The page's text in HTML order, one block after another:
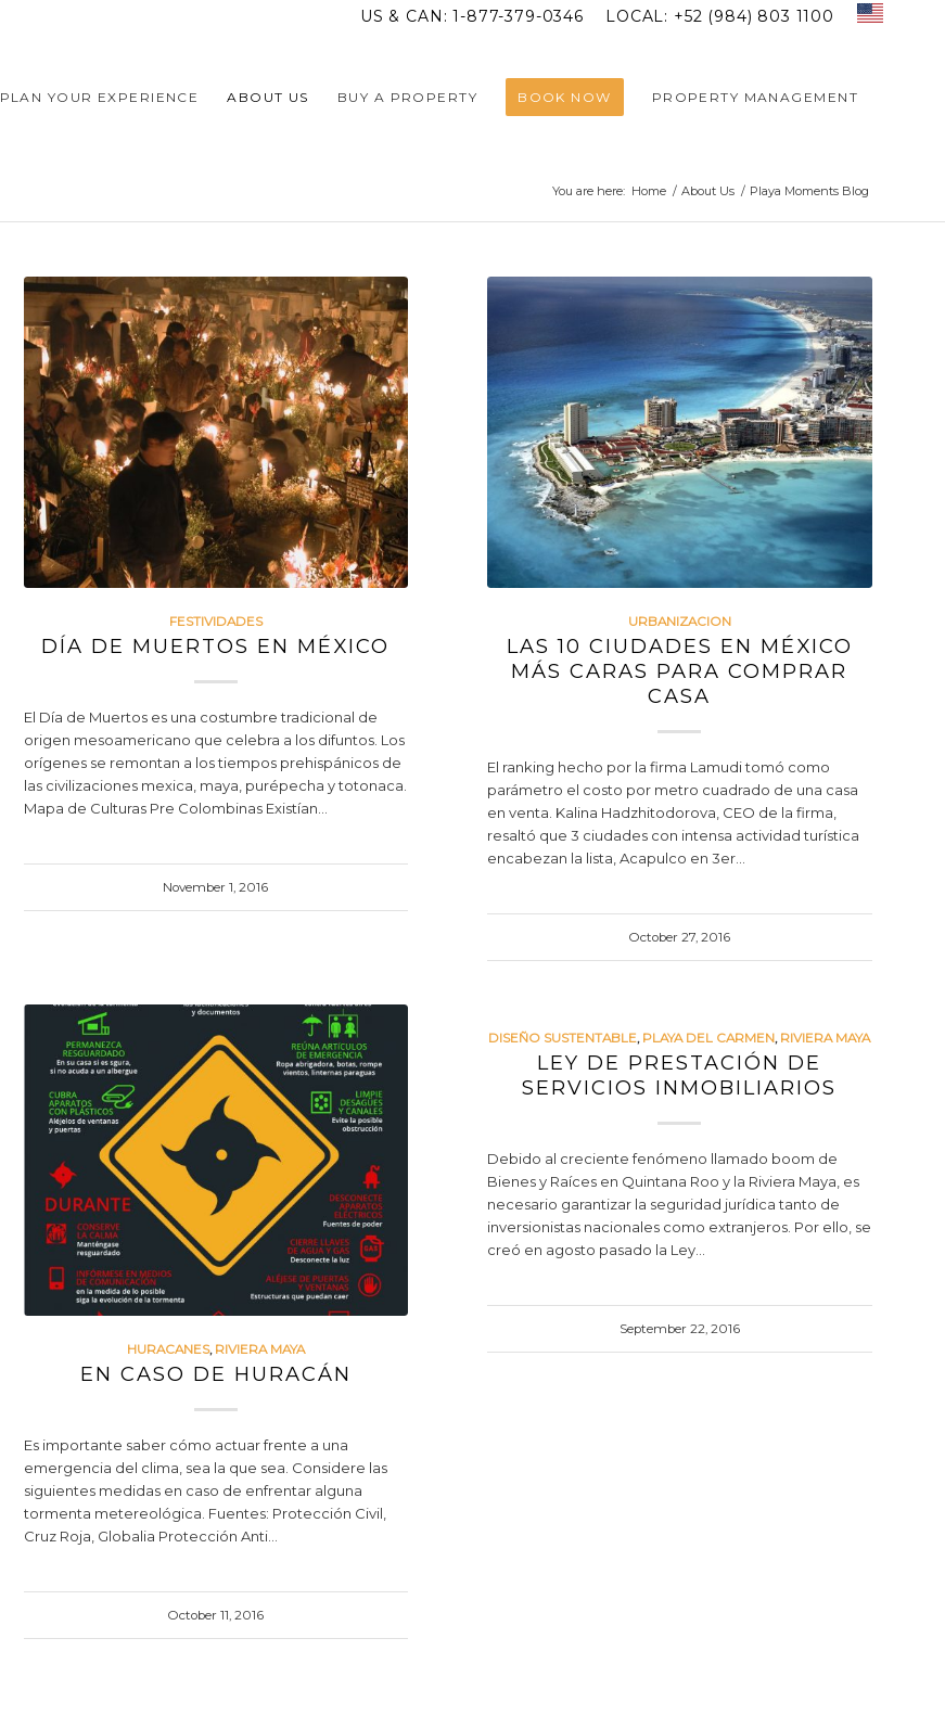
LOCAL: +52 (984) 803 1100
US & CAN:1-877-379-0346
PLAN YOUR EXPERIENCE ABOUT US BUY A PROPERTY BOOK NOW PROPERTY MANAGEMENT
You are here: Home / About Us / Playa Moments Blog
FESTIVIDADES
DÍA DE MUERTOS EN MÉXICO
El Día de Muertos es una costumbre tradicional de
origen mesoamericano que celebra a los difuntos. Los
orígenes se remontan a los tiempos prehispánicos de
las civilizaciones mexica, maya, purépecha y totonaca.
Mapa de Culturas Pre Colombinas Existían…
November 1, 2016
URBANIZACION
LAS 10 CIUDADES EN MÉXICO
MÁS CARAS PARA COMPRAR
CASA
El ranking hecho por la firma Lamudi tomó como
parámetro el costo por metro cuadrado de una casa
en venta. Kalina Hadzhitodorova, CEO de la firma,
resaltó que 3 ciudades con intensa actividad turística
encabezan la lista, Acapulco en 3er…
October 27, 2016
HURACANES, RIVIERA MAYA
EN CASO DE HURACÁN
Es importante saber cómo actuar frente a una
emergencia del clima, sea la que sea. Considere las
siguientes medidas en caso de enfrentar alguna
tormenta metereológica. Fuentes: Protección Civil,
Cruz Roja, Globalia Protección Anti…
October 11, 2016
DISEÑO SUSTENTABLE, PLAYA DEL CARMEN, RIVIERA MAYA
LEY DE PRESTACIÓN DE
SERVICIOS INMOBILIARIOS
Debido al creciente fenómeno llamado boom de
Bienes y Raíces en Quintana Roo y la Riviera Maya, es
necesario garantizar la seguridad jurídica tanto de
inversionistas nacionales como extranjeros. Por ello, se
creó en agosto pasado la Ley…
September 22, 2016